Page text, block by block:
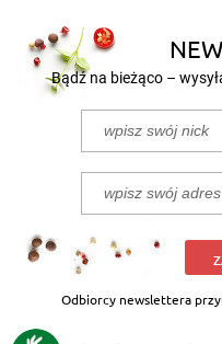
Bądź na bieżąco –
Odbiorcy newslettera